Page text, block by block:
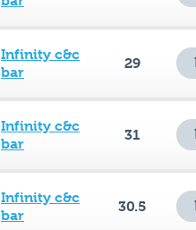
Infinity c&c
bar
29
Infinity c&c
bar
31
Infinity c&c
bar
30.5